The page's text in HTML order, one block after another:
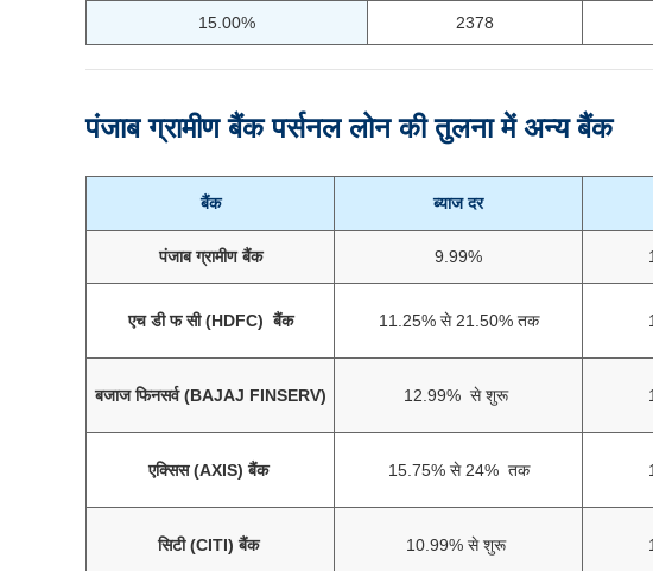
15.00% 2378
पंजाब ग्रामीण बैंकपर्सनल लोन की तुलना में अन्य बैंक
बैंक ब्याज दर
पंजाब ग्रामीण बैंक 9.99%
एच डी फ सी (HDFC) बैंक 11.25% से 21.50% तक
बजाज फिनसर्व (BAJAJ FINSERV) 12.99% से शुरू
एक्सिस (AXIS) बैंक 15.75% से 24% तक
सिटी (CITI) बैंक 10.99% से शुरू